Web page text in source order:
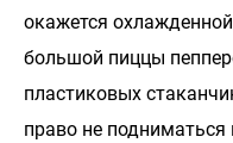
окажется
большой пиццы
пластиковых
право не